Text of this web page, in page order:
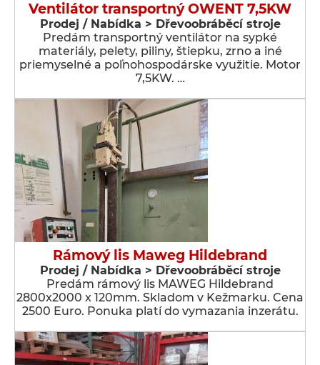
Ventilátor transportný OWENT 7,5KW
Prodej / Nabídka > Dřevoobráběcí stroje
Predám transportný ventilátor na sypké
materiály, pelety, piliny, štiepku, zrno a iné
priemyselné a poľnohospodárske využitie. Motor
7,5KW. …
Rámový lis Maweg Hildebrand
Prodej / Nabídka > Dřevoobráběcí stroje
Predám rámový lis MAWEG Hildebrand
2800x2000 x 120mm. Skladom v Kežmarku. Cena
2500 Euro. Ponuka platí do vymazania inzerátu.